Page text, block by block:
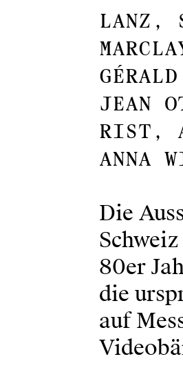
LANZ,
JEAN
RIST,
ANNA
Die
80er
die
auf